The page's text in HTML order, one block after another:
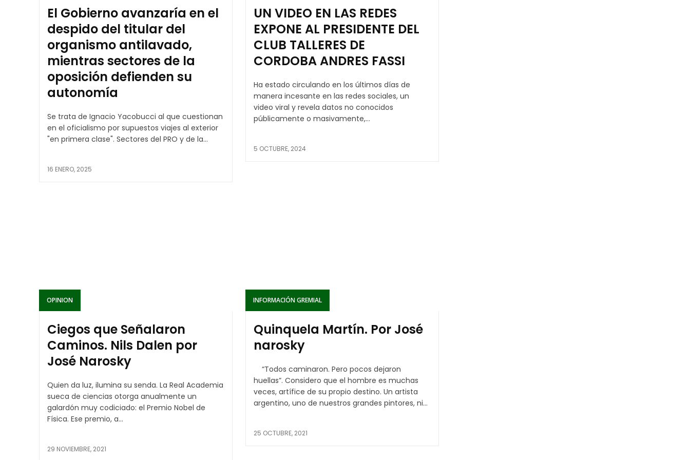
El Gobierno avanzaría en el
despido del titular del
organismo antilavado,
mientras sectores de la
oposición defienden su
autonomía
Se trata de Ignacio Yacobucci al que cuestionan
en el oficialismo por supuestos viajes al exterior
"en primera clase". Sectores del PRO y de la...
16 ENERO, 2025
UN VIDEO EN LAS REDES
EXPONE AL PRESIDENTE DEL
CLUB TALLERES DE
CORDOBA ANDRES FASSI
Ha estado circulando en los últimos días de
manera incesante en las redes sociales, un
video viral y revela datos no conocidos
públicamente o masivamente,...
5 OCTUBRE, 2024
OPINION
Ciegos que Señalaron
Caminos. Nils Dalen por
José Narosky
Quien da luz, ilumina su senda. La Real Academia
sueca de ciencias otorga anualmente un
galardón muy codiciado: el Premio Nobel de
Física. Ese premio, a...
29 NOVIEMBRE, 2021
INFORMACIÓN GREMIAL
Quinquela Martín. Por José
narosky
huellas”. Considero que el hombre es muchas
veces, artífice de su propio destino. Un artista
argentino, uno de nuestros grandes pintores, ni...
25 OCTUBRE, 2021